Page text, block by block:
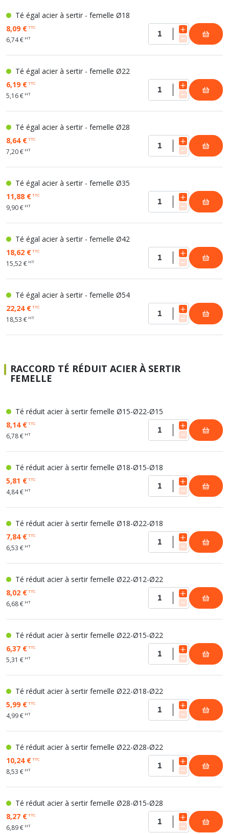
Té égal acier à sertir - femelle Ø18
8,09 €TTC
6,74 € HT
Té égal acier à sertir - femelle Ø22
6,19 €TTC
5,16 € HT
Té égal acier à sertir - femelle Ø28
8,64 €TTC
7,20 € HT
Té égal acier à sertir - femelle Ø35
11,88 €TTC
9,90 € HT
Té égal acier à sertir - femelle Ø42
18,62 €TTC
15,52 € HT
Té égal acier à sertir - femelle Ø54
22,24 €TTC
18,53 € HT
RACCORD TÉ RÉDUIT ACIER À SERTIR
FEMELLE
Té réduit acier à sertir femelle Ø15-Ø22-Ø15
8,14 €TTC
6,78 € HT
Té réduit acier à sertir femelle Ø18-Ø15-Ø18
5,81 €TTC
4,84 € HT
Té réduit acier à sertir femelle Ø18-Ø22-Ø18
7,84 €TTC
6,53 € HT
Té réduit acier à sertir femelle Ø22-Ø12-Ø22
8,02 €TTC
6,68 € HT
Té réduit acier à sertir femelle Ø22-Ø15-Ø22
6,37 €TTC
5,31 € HT
Té réduit acier à sertir femelle Ø22-Ø18-Ø22
5,99 €TTC
4,99 € HT
Té réduit acier à sertir femelle Ø22-Ø28-Ø22
10,24 €TTC
8,53 € HT
Té réduit acier à sertir femelle Ø28-Ø15-Ø28
8,27 €TTC
6,89 € HT